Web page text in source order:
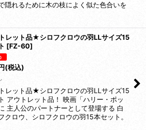
隠れるために木の枝によく似た色合いを
レット品★シロフクロウの羽LLサイズ15
[FZ-60]
(税込)
レット品★シロフクロウの羽LLサイズ15
アウトレット品！ 映画「ハリー・ポッ
主人公のパートナーとして登場する 白
クロウ、シロフクロウの羽15本セット。